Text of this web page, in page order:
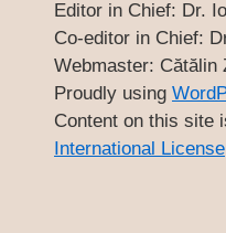
Editor in Chief: Dr.
Co-editor in Chief:
Webmaster: Cătălin
Proudly using
Content on this site
International License